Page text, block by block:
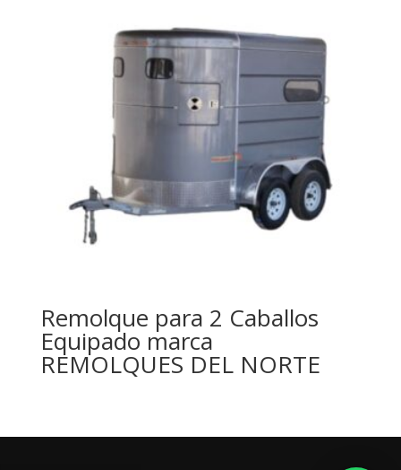
Remolque para 2 Caballos
Equipado marca
REMOLQUES DEL NORTE